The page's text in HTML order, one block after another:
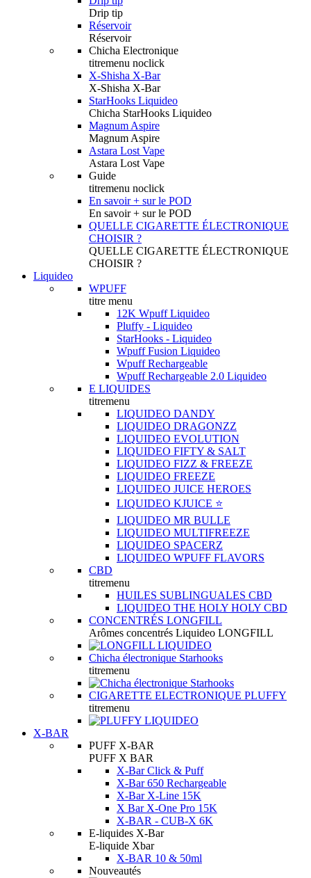
Drip tip
Réservoir
Réservoir
Chicha Electronique
titremenu noclick
X-Shisha X-Bar
X-Shisha X-Bar
StarHooks Liquideo
Chicha StarHooks Liquideo
Magnum Aspire
Magnum Aspire
Astara Lost Vape
Astara Lost Vape
Guide
titremenu noclick
En savoir + sur le POD
En savoir + sur le POD
QUELLE CIGARETTE ÉLECTRONIQUE
CHOISIR ?
QUELLE CIGARETTE ÉLECTRONIQUE
CHOISIR ?
Liquideo
WPUFF
titre menu
12K Wpuff Liquideo
Pluffy - Liquideo
StarHooks - Liquideo
Wpuff Fusion Liquideo
Wpuff Rechargeable
Wpuff Rechargeable 2.0 Liquideo
E LIQUIDES
titremenu
LIQUIDEO DANDY
LIQUIDEO DRAGONZZ
LIQUIDEO EVOLUTION
LIQUIDEO FIFTY & SALT
LIQUIDEO FIZZ & FREEZE
LIQUIDEO FREEZE
LIQUIDEO JUICE HEROES
LIQUIDEO KJUICE ⭐️
LIQUIDEO MR BULLE
LIQUIDEO MULTIFREEZE
LIQUIDEO SPACERZ
LIQUIDEO WPUFF FLAVORS
CBD
titremenu
HUILES SUBLINGUALES CBD
LIQUIDEO THE HOLY HOLY CBD
CONCENTRÉS LONGFILL
Arômes concentrés Liquideo LONGFILL
Chicha électronique Starhooks
titremenu
CIGARETTE ELECTRONIQUE PLUFFY
titremenu
X-BAR
PUFF X-BAR
PUFF X BAR
X-Bar Click & Puff
X-Bar 650 Rechargeable
X-Bar X-Line 15K
X Bar X-One Pro 15K
X-BAR - CUB-X 6K
E-liquides X-Bar
E-liquide Xbar
X-BAR 10 & 50ml
Nouveautés